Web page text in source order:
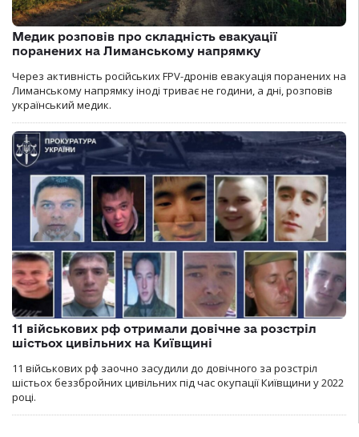
Медик розповів про складність евакуації
поранених на Лиманському напрямку
Через активність російських FPV-дронів евакуація поранених на
Лиманському напрямку іноді триває не години, а дні, розповів
український медик.
11 військових рф отримали довічне за розстріл
шістьох цивільних на Київщині
11 військових рф заочно засудили до довічного за розстріл
шістьох беззбройних цивільних під час окупації Київщини у 2022
році.